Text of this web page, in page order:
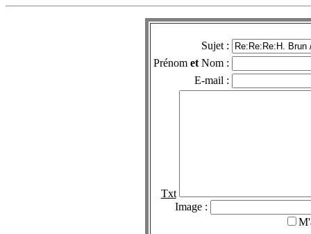
Sujet :
Prénom et Nom :
E-mail :
Txt
Image :